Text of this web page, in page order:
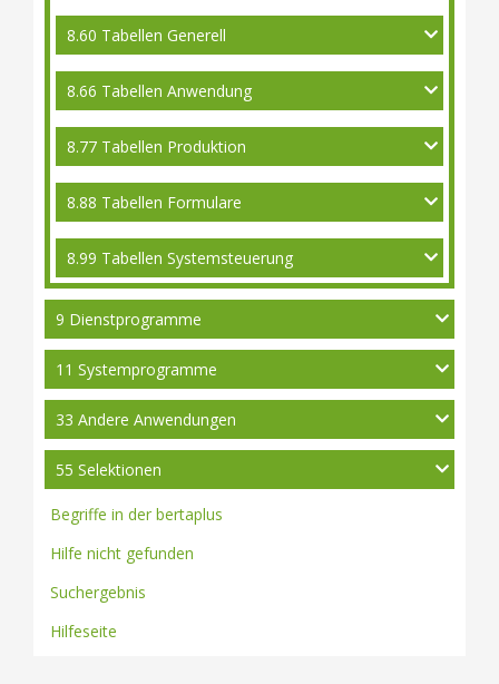
8.60 Tabellen Generell
8.66 Tabellen Anwendung
8.77 Tabellen Produktion
8.88 Tabellen Formulare
8.99 Tabellen Systemsteuerung
9 Dienstprogramme
11 Systemprogramme
33 Andere Anwendungen
55 Selektionen
Begriffe in der bertaplus
Hilfe nicht gefunden
Suchergebnis
Hilfeseite